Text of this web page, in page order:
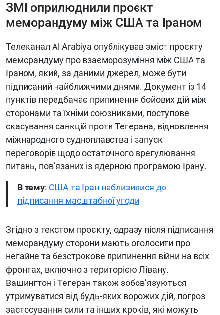
Про нас
ЗМІ оприлюднили проєкт
меморандуму між США та Іраном
Телеканал Al Arabiya опублікував зміст проєкту
меморандуму про взаєморозуміння між США та
Іраном, який, за даними джерел, може бути
підписаний найближчими днями. Документ із 14
пунктів передбачає припинення бойових дій між
сторонами та їхніми союзниками, поступове
скасування санкцій проти Тегерана, відновлення
міжнародного судноплавства і запуск
переговорів щодо остаточного врегулювання
питань, пов’язаних із ядерною програмою Ірану.
В тему: США та Іран наблизилися до
підписання масштабної угоди
Згідно з текстом проєкту, одразу після підписання
меморандуму сторони мають оголосити про
негайне та безстрокове припинення війни на всіх
фронтах, включно з територією Лівану.
Вашингтон і Тегеран також зобов’язуються
утримуватися від будь-яких ворожих дій, погроз
застосування сили та інших кроків, які можуть